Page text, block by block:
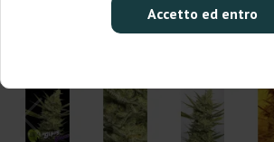
Accetto ed entro